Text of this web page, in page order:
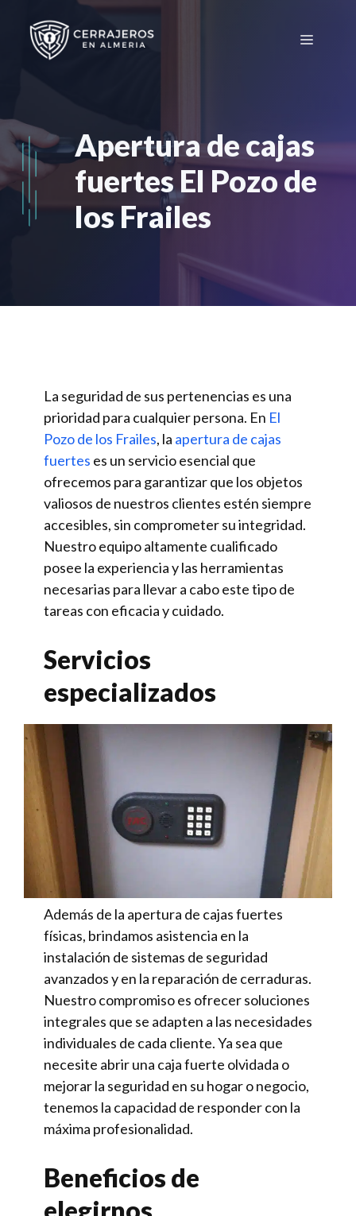
contenido
Menú
Apertura de cajas
fuertes El Pozo de
los Frailes
La seguridad de sus pertenencias es una
prioridad para cualquier persona. En El
Pozo de los Frailes, la apertura de cajas
fuertes es un servicio esencial que
ofrecemos para garantizar que los objetos
valiosos de nuestros clientes estén siempre
accesibles, sin comprometer su integridad.
Nuestro equipo altamente cualificado
posee la experiencia y las herramientas
necesarias para llevar a cabo este tipo de
tareas con eficacia y cuidado.
Servicios
especializados
Además de la apertura de cajas fuertes
físicas, brindamos asistencia en la
instalación de sistemas de seguridad
avanzados y en la reparación de cerraduras.
Nuestro compromiso es ofrecer soluciones
integrales que se adapten a las necesidades
individuales de cada cliente. Ya sea que
necesite abrir una caja fuerte olvidada o
mejorar la seguridad en su hogar o negocio,
tenemos la capacidad de responder con la
máxima profesionalidad.
Beneficios de